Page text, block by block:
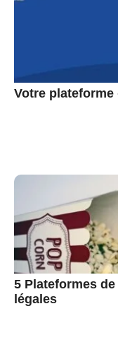
Votre plateforme
5 Plateformes
légales